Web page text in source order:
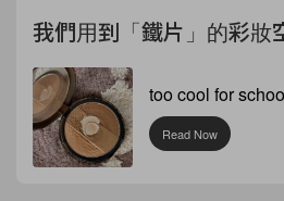
我們用到「鐵片」的彩妝
too cool for
Read Now